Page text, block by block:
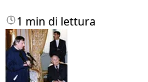
1 min di lettura